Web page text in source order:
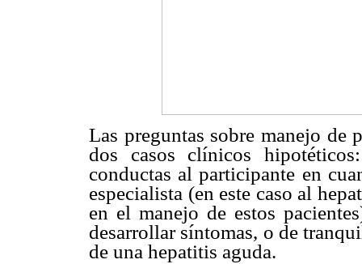
Las preguntas sobre manejo de
dos casos clínicos
conductas al participante en
especialista (en este caso al
en el manejo de estos
desarrollar síntomas, o de
de una hepatitis aguda.